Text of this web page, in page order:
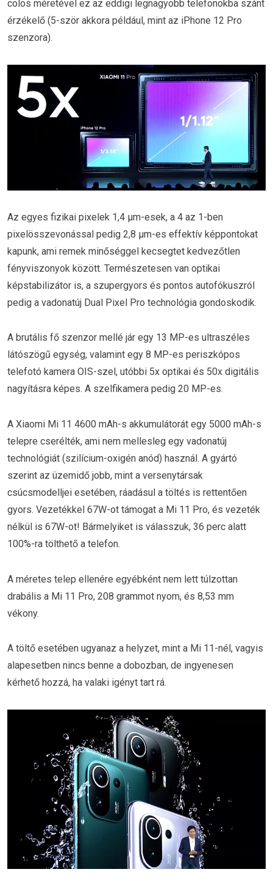
colos méretével ez az eddigi legnagyobb telefonokba szánt
érzékelő (5-ször akkora például, mint az iPhone 12 Pro
szenzora).
Az egyes fizikai pixelek 1,4 µm-esek, a 4 az 1-ben
pixelösszevonással pedig 2,8 µm-es effektív képpontokat
kapunk, ami remek minőséggel kecsegtet kedvezőtlen
fényviszonyok között. Természetesen van optikai
képstabilizátor is, a szupergyors és pontos autofókuszról
pedig a vadonatúj Dual Pixel Pro technológia gondoskodik.
A brutális fő szenzor mellé jár egy 13 MP-es ultraszéles
látószögű egység, valamint egy 8 MP-es periszkópos
telefotó kamera OIS-szel, utóbbi 5x optikai és 50x digitális
nagyításra képes. A szelfikamera pedig 20 MP-es.
A Xiaomi Mi 11 4600 mAh-s akkumulátorát egy 5000 mAh-s
telepre cserélték, ami nem mellesleg egy vadonatúj
technológiát (szilícium-oxigén anód) használ. A gyártó
szerint az üzemidő jobb, mint a versenytársak
csúcsmodelljei esetében, ráadásul a töltés is rettentően
gyors. Vezetékkel 67W-ot támogat a Mi 11 Pro, és vezeték
nélkül is 67W-ot! Bármelyiket is válasszuk, 36 perc alatt
100%-ra tölthető a telefon.
A méretes telep ellenére egyébként nem lett túlzottan
drabális a Mi 11 Pro, 208 grammot nyom, és 8,53 mm
vékony.
A töltő esetében ugyanaz a helyzet, mint a Mi 11-nél, vagyis
alapesetben nincs benne a dobozban, de ingyenesen
kérhető hozzá, ha valaki igényt tart rá.